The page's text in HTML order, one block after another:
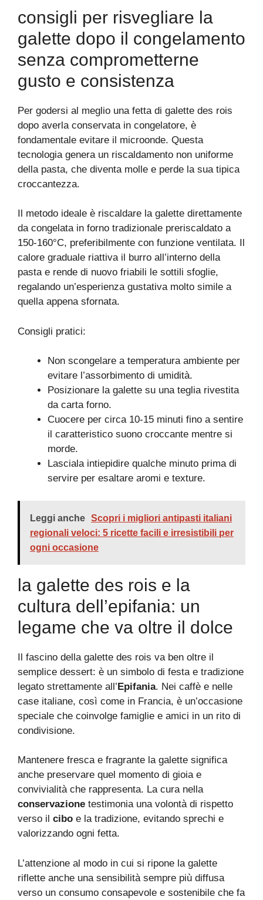
consigli per risvegliare la
galette dopo il congelamento
senza comprometterne
gusto e consistenza
Per godersi al meglio una fetta di galette des rois
dopo averla conservata in congelatore, è
fondamentale evitare il microonde. Questa
tecnologia genera un riscaldamento non uniforme
della pasta, che diventa molle e perde la sua tipica
croccantezza.
Il metodo ideale è riscaldare la galette direttamente
da congelata in forno tradizionale preriscaldato a
150-160°C, preferibilmente con funzione ventilata. Il
calore graduale riattiva il burro all’interno della
pasta e rende di nuovo friabili le sottili sfoglie,
regalando un’esperienza gustativa molto simile a
quella appena sfornata.
Consigli pratici:
Non scongelare a temperatura ambiente per
evitare l’assorbimento di umidità.
Posizionare la galette su una teglia rivestita
da carta forno.
Cuocere per circa 10-15 minuti fino a sentire
il caratteristico suono croccante mentre si
morde.
Lasciala intiepidire qualche minuto prima di
servire per esaltare aromi e texture.
Leggi anche Scopri i migliori antipasti italiani
regionali veloci: 5 ricette facili e irresistibili per
ogni occasione
la galette des rois e la
cultura dell’epifania: un
legame che va oltre il dolce
Il fascino della galette des rois va ben oltre il
semplice dessert: è un simbolo di festa e tradizione
legato strettamente all’Epifania. Nei caffè e nelle
case italiane, così come in Francia, è un’occasione
speciale che coinvolge famiglie e amici in un rito di
condivisione.
Mantenere fresca e fragrante la galette significa
anche preservare quel momento di gioia e
convivialità che rappresenta. La cura nella
conservazione testimonia una volontà di rispetto
verso il cibo e la tradizione, evitando sprechi e
valorizzando ogni fetta.
L’attenzione al modo in cui si ripone la galette
riflette anche una sensibilità sempre più diffusa
verso un consumo consapevole e sostenibile che fa